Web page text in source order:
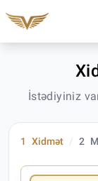
İstədiyiniz
1 Xidmət 2